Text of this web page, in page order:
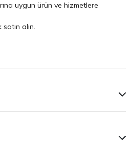
uygun ürün ve hizmetlere
alın.